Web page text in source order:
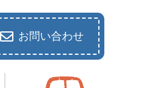
お問い合わせ